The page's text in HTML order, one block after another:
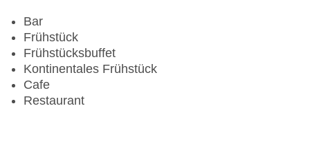
Bar
Frühstück
Frühstücksbuffet
Kontinentales Frühstück
Cafe
Restaurant